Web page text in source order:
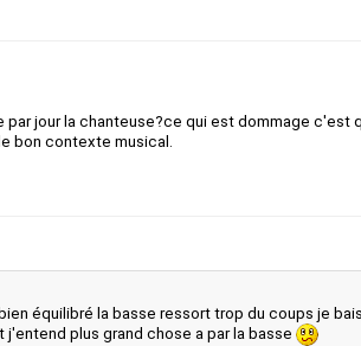
par jour la chanteuse?ce qui est dommage c'est
bon contexte musical.
équilibré la basse ressort trop du coups je
plus grand chose a par la basse